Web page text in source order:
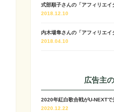
式部順子さんの「アフィリエイ
2018.12.10
内木場隼さんの「アフィリエイ
2018.04.10
広告主
2020年紅白歌合戦がU-NEXTで
2020.12.22